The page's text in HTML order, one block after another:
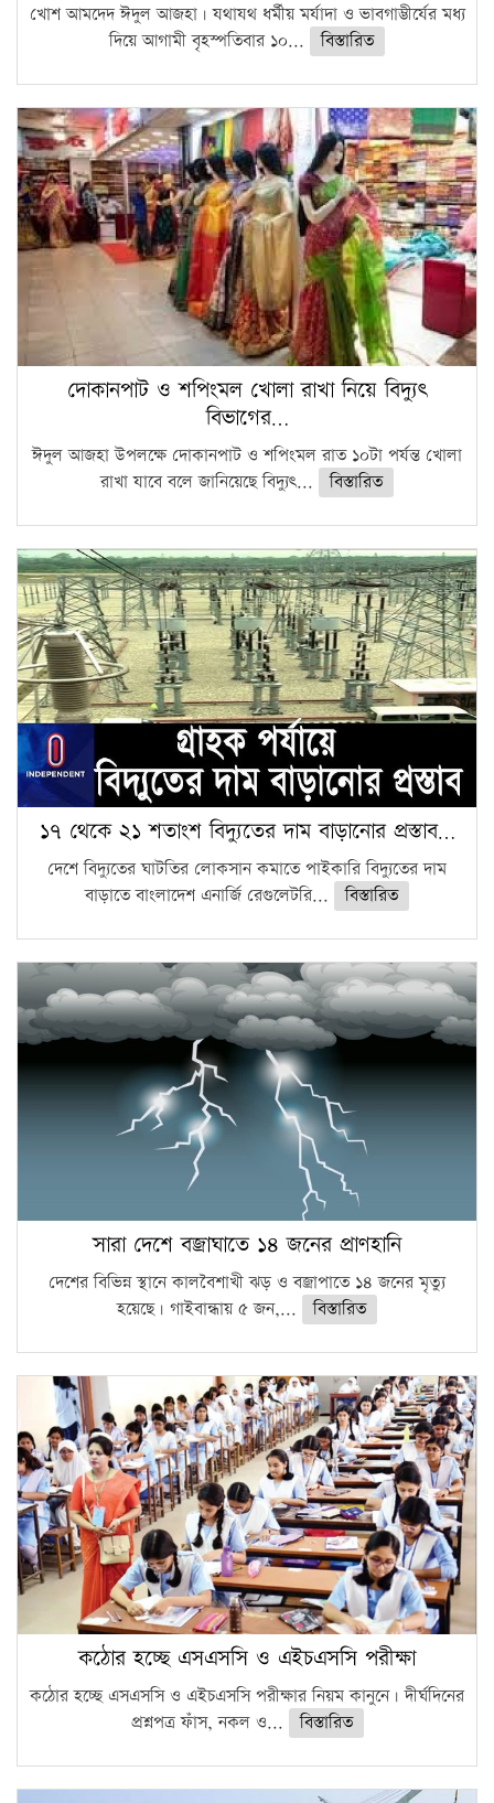
খোশ আমদেদ ঈদুল আজহা। যথাযথ ধর্মীয় মর্যাদা ও ভাবগাম্ভীর্যের মধ্য
দিয়ে আগামী বৃহস্পতিবার ১০...
বিস্তারিত
দোকানপাট ও শপিংমল খোলা রাখা নিয়ে বিদ্যুৎ
বিভাগের…
ঈদুল আজহা উপলক্ষে দোকানপাট ও শপিংমল রাত ১০টা পর্যন্ত খোলা
রাখা যাবে বলে জানিয়েছে বিদ্যুৎ...
বিস্তারিত
১৭ থেকে ২১ শতাংশ বিদ্যুতের দাম বাড়ানোর প্রস্তাব…
দেশে বিদ্যুতের ঘাটতির লোকসান কমাতে পাইকারি বিদ্যুতের দাম
বাড়াতে বাংলাদেশ এনার্জি রেগুলেটরি...
বিস্তারিত
সারা দেশে বজ্রাঘাতে ১৪ জনের প্রাণহানি
দেশের বিভিন্ন স্থানে কালবৈশাখী ঝড় ও বজ্রাপাতে ১৪ জনের মৃত্যু
হয়েছে। গাইবান্ধায় ৫ জন,...
বিস্তারিত
কঠোর হচ্ছে এসএসসি ও এইচএসসি পরীক্ষা
কঠোর হচ্ছে এসএসসি ও এইচএসসি পরীক্ষার নিয়ম কানুনে। দীর্ঘদিনের
প্রশ্নপত্র ফাঁস, নকল ও...
বিস্তারিত